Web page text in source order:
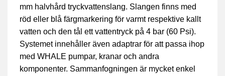
mm halvhård tryckvattenslang. Slangen finns med
röd eller blå färgmarkering för varmt respektive kallt
vatten och den tål ett vattentryck på 4 bar (60 Psi).
Systemet innehåller även adaptrar för att passa ihop
med WHALE pumpar, kranar och andra
komponenter. Sammanfogningen är mycket enkel